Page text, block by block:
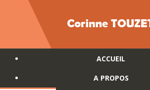
ACCUEIL
A PROPOS